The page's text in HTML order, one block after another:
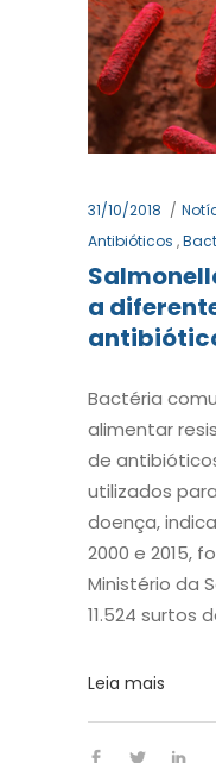
31/10/2018
Antibióticos ,
a
Bactéria
alimentar
de
utilizados
doença,
2000 e 2015,
Ministério da
11.524 surtos
Leia mais